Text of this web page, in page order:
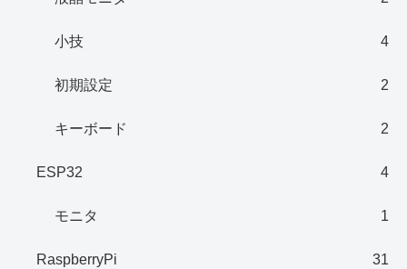
小技 4
初期設定 2
キーボード 2
ESP32 4
モニタ 1
RaspberryPi 31